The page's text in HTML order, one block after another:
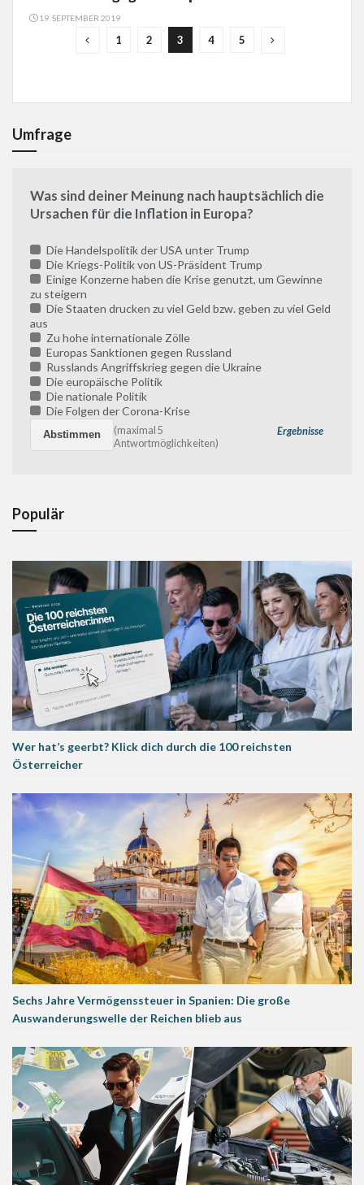
19. SEPTEMBER 2019
1 2 3 4 5
Umfrage
Was sind deiner Meinung nach hauptsächlich die
Ursachen für die Inflation in Europa?
Die Handelspolitik der USA unter Trump
Die Kriegs-Politik von US-Präsident Trump
Einige Konzerne haben die Krise genutzt, um Gewinne
zu steigern
Die Staaten drucken zu viel Geld bzw. geben zu viel Geld
aus
Zu hohe internationale Zölle
Europas Sanktionen gegen Russland
Russlands Angriffskrieg gegen die Ukraine
Die europäische Politik
Die nationale Politik
Die Folgen der Corona-Krise
Ergebnisse
(maximal 5
Antwortmöglichkeiten)
Populär
Wer hat’s geerbt? Klick dich durch die 100 reichsten
Österreicher
Sechs Jahre Vermögenssteuer in Spanien: Die große
Auswanderungswelle der Reichen blieb aus